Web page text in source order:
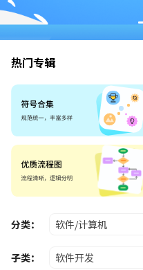
热门专辑
分类： 软件/计算机
子类： 软件开发